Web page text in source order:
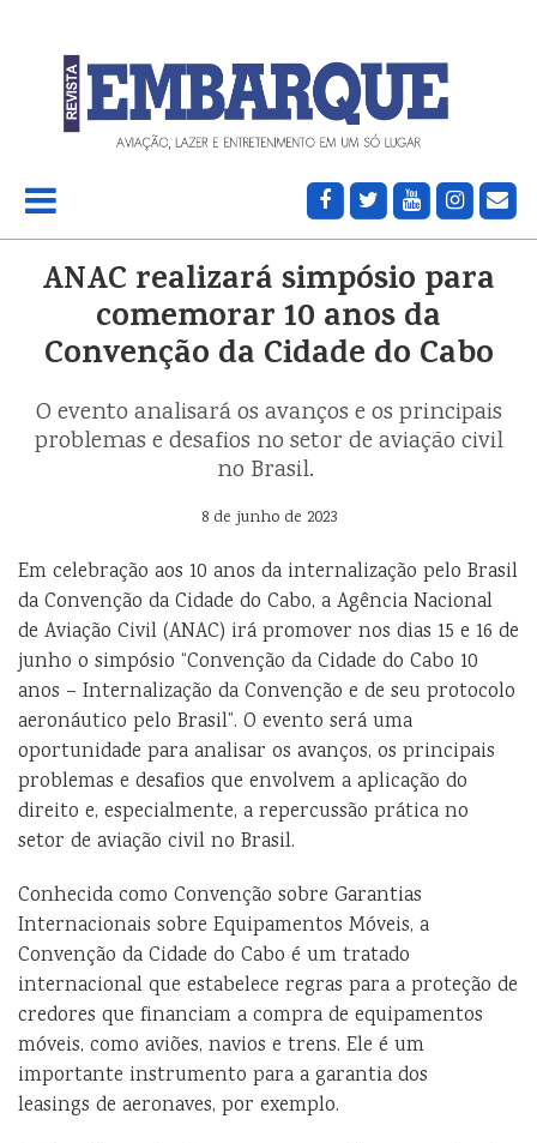
ANAC realizará simpósio para
comemorar 10 anos da
Convenção da Cidade do Cabo
O evento analisará os avanços e os principais
problemas e desafios no setor de aviação civil
no Brasil.
8 de junho de 2023
Em celebração aos 10 anos da internalização pelo Brasil
da Convenção da Cidade do Cabo, a Agência Nacional
de Aviação Civil (ANAC) irá promover nos dias 15 e 16 de
junho o simpósio “Convenção da Cidade do Cabo 10
anos – Internalização da Convenção e de seu protocolo
aeronáutico pelo Brasil”. O evento será uma
oportunidade para analisar os avanços, os principais
problemas e desafios que envolvem a aplicação do
direito e, especialmente, a repercussão prática no
setor de aviação civil no Brasil.
Conhecida como Convenção sobre Garantias
Internacionais sobre Equipamentos Móveis, a
Convenção da Cidade do Cabo é um tratado
internacional que estabelece regras para a proteção de
credores que financiam a compra de equipamentos
móveis, como aviões, navios e trens. Ele é um
importante instrumento para a garantia dos
leasings de aeronaves, por exemplo.